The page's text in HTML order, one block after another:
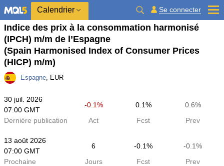
Calendrier Se connecter
Indice des prix à la consommation harmonisé
(IPCH) m/m de l’Espagne
(Spain Harmonised Index of Consumer Prices
(HICP) m/m)
Espagne, EUR
30 juil. 2026
07:00 GMT
-0.1% 0.1%
0.6%
Dernière publication
Act Fcst Prev
13 août 2026
07:00 GMT
6 -0.1%
-0.1%
Prochaine
Jours Fcst Prev